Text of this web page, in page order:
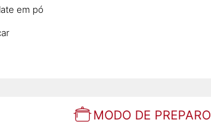
em pó
MODO DE PREPARO